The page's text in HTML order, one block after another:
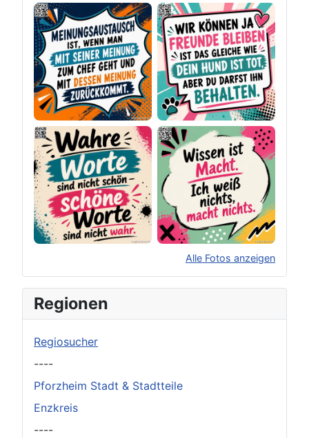
Alle Fotos anzeigen
Original herunterladen
Regionen
Regiosucher
----
Pforzheim Stadt & Stadtteile
Enzkreis
----